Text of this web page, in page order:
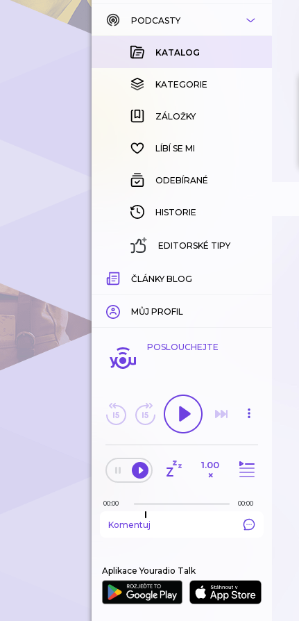
KATALOG
KOUPENÉ
KATEGORIE
ZÁLOŽKY
HISTORIE
PODCASTY
KATALOG
KATEGORIE
ZÁLOŽKY
LÍBÍ SE MI
ODEBÍRANÉ
HISTORIE
EDITORSKÉ TIPY
ČLÁNKY BLOG
MŮJ PROFIL
POSLOUCHEJTE
1.00
×
00:00 00:00
Komentuj
Aplikace Youradio Talk